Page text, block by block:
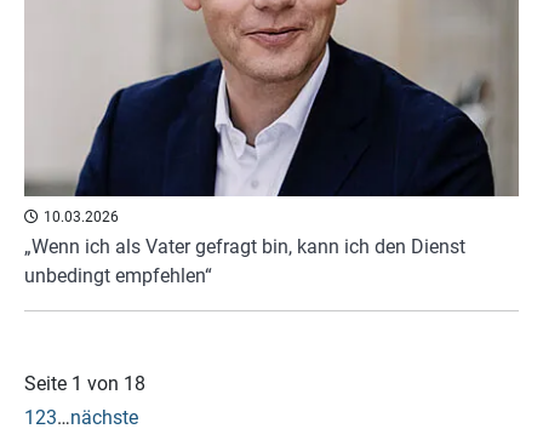
10.03.2026
„Wenn ich als Vater gefragt bin, kann ich den Dienst
unbedingt empfehlen“
Seite 1 von 18
123…nächste